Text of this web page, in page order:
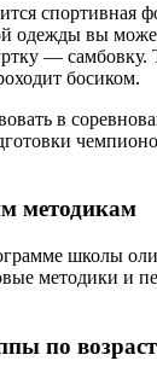
спортивная
одежды вы
— самбовку.
босиком.
в
методикам
школы
методики и
по